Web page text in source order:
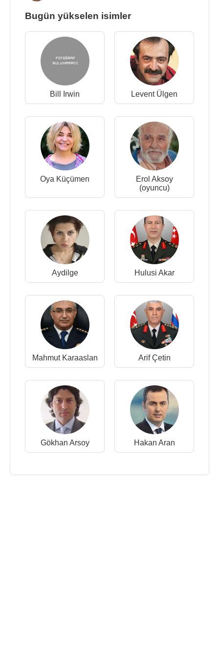
Bugün yükselen isimler
Bill Irwin Levent Ülgen
Oya Küçümen
Erol Aksoy
(oyuncu)
Aydilge Hulusi Akar
Mahmut Karaaslan Arif Çetin
Gökhan Arsoy Hakan Aran